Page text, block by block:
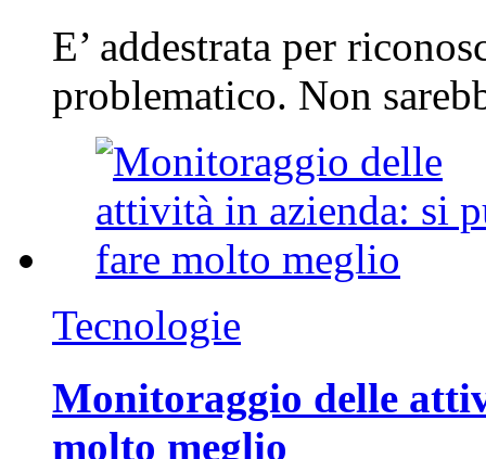
E’ addestrata per
problematico. Non
Tecnologie
Monitoraggio delle
molto meglio